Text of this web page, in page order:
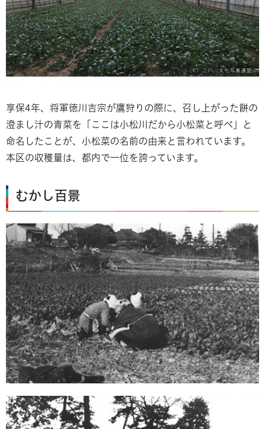
享保4年、将軍徳川吉宗が鷹狩りの際に、召し上がった餅の
澄まし汁の青菜を「ここは小松川だから小松菜と呼べ」と
命名したことが、小松菜の名前の由来と言われています。
本区の収穫量は、都内で一位を誇っています。
むかし百景